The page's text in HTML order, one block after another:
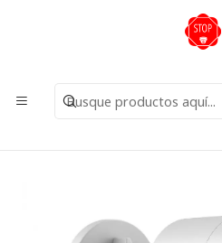
Cámaras
Camara IP 8MP IR40M